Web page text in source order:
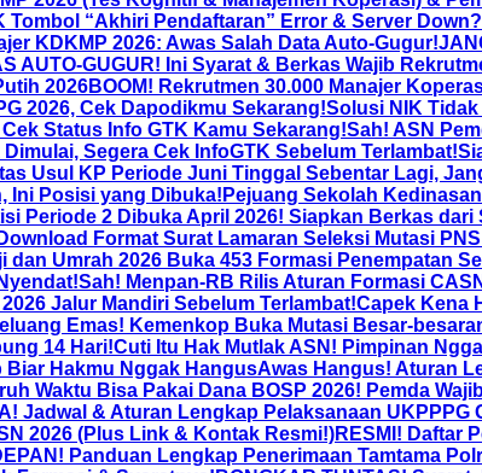
Tombol “Akhiri Pendaftaran” Error & Server
KDKMP 2026: Awas Salah Data Auto-Gugur!
AUTO-GUGUR! Ini Syarat & Berkas Wajib
2026BOOM! Rekrutmen 30.000 Manajer
2026, Cek Dapodikmu Sekarang!Solusi NIK Tidak
Status Info GTK Kamu Sekarang!Sah! ASN
Segera Cek InfoGTK Sebelum Terlambat!
Usul KP Periode Juni Tinggal Sebentar Lagi,
Ini Posisi yang Dibuka! Pejuang Sekolah
Periode 2 Dibuka April 2026! Siapkan Berkas dari
Download Format Surat Lamaran Seleksi Mutasi
Umrah 2026 Buka 453 Formasi Penempatan
Sah! Menpan-RB Rilis Aturan Formasi
Jalur Mandiri Sebelum Terlambat!Capek Kena
Emas! Kemenkop Buka Mutasi Besar-
14 Hari!Cuti Itu Hak Mutlak ASN! Pimpinan
Hakmu Nggak HangusAwas Hangus! Aturan
Waktu Bisa Pakai Dana BOSP 2026! Pemda
Jadwal & Aturan Lengkap Pelaksanaan UKPPPG
2026 (Plus Link & Kontak Resmi!)RESMI! Daftar
Panduan Lengkap Penerimaan Tamtama